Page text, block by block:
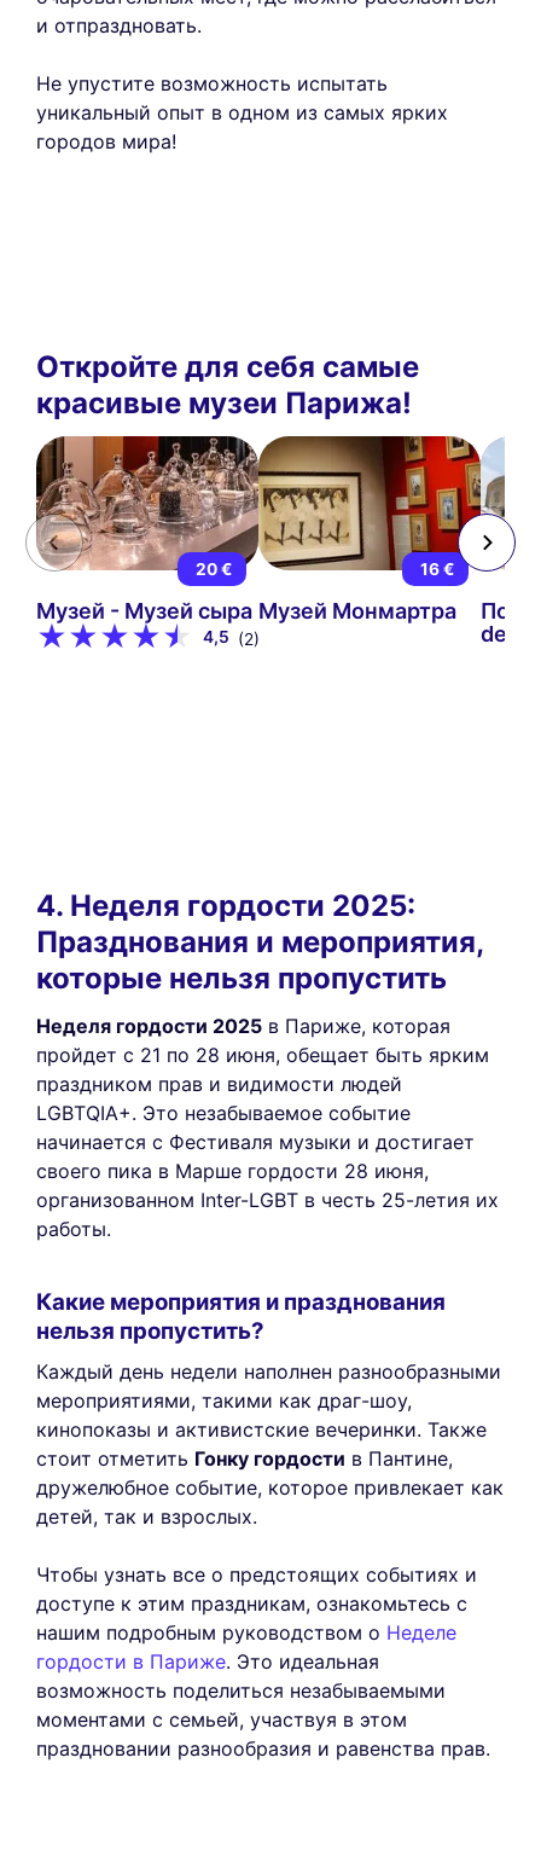
и отпраздновать.
Не упустите возможность испытать
уникальный опыт в одном из самых ярких
городов мира!
Откройте для себя самые
красивые музеи Парижа!
20 €
Музей - Музей сыра
4,5 (2)
16 €
Музей Монмартра
de
4. Неделя гордости 2025:
Празднования и мероприятия,
которые нельзя пропустить
Неделя гордости 2025 в Париже, которая
пройдет с 21 по 28 июня, обещает быть ярким
праздником прав и видимости людей
LGBTQIA+. Это незабываемое событие
начинается с Фестиваля музыки и достигает
своего пика в Марше гордости 28 июня,
организованном Inter-LGBT в честь 25-летия их
работы.
Какие мероприятия и празднования
нельзя пропустить?
Каждый день недели наполнен разнообразными
мероприятиями, такими как драг-шоу,
кинопоказы и активистские вечеринки. Также
стоит отметить Гонку гордости в Пантине,
дружелюбное событие, которое привлекает как
детей, так и взрослых.
Чтобы узнать все о предстоящих событиях и
доступе к этим праздникам, ознакомьтесь с
нашим подробным руководством о Неделе
гордости в Париже. Это идеальная
возможность поделиться незабываемыми
моментами с семьей, участвуя в этом
праздновании разнообразия и равенства прав.